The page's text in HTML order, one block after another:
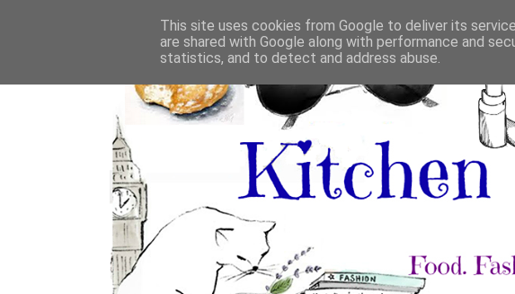
This site uses cookies from Google to deliver its
are shared with Google along with performance and
statistics, and to detect and address abuse.